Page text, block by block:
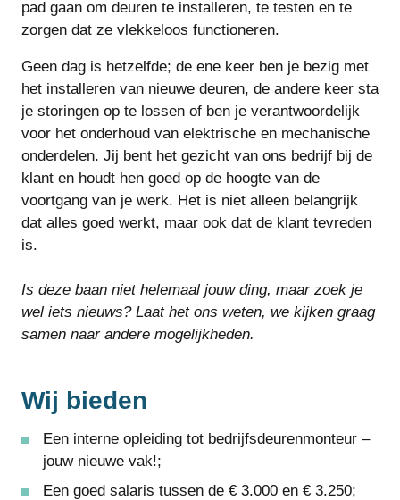
pad gaan om deuren te installeren, te testen en te
zorgen dat ze vlekkeloos functioneren.
Geen dag is hetzelfde; de ene keer ben je bezig met
het installeren van nieuwe deuren, de andere keer sta
je storingen op te lossen of ben je verantwoordelijk
voor het onderhoud van elektrische en mechanische
onderdelen. Jij bent het gezicht van ons bedrijf bij de
klant en houdt hen goed op de hoogte van de
voortgang van je werk. Het is niet alleen belangrijk
dat alles goed werkt, maar ook dat de klant tevreden
is.
Is deze baan niet helemaal jouw ding, maar zoek je
wel iets nieuws? Laat het ons weten, we kijken graag
samen naar andere mogelijkheden.
Wij bieden
Een interne opleiding tot bedrijfsdeurenmonteur –
jouw nieuwe vak!;
Een goed salaris tussen de € 3.000 en € 3.250;